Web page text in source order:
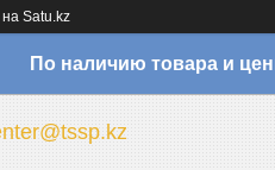
на Satu.kz
По наличию товара и